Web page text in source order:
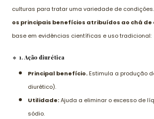
culturas para tratar uma variedade de
os principais benefícios atribuídos ao chá
base em evidências científicas e uso tradicional:
🔹 1. Ação diurética
Principal benefício. Estimula a produção
diurético).
Utilidade:Ajuda a eliminar o excesso de
sódio.